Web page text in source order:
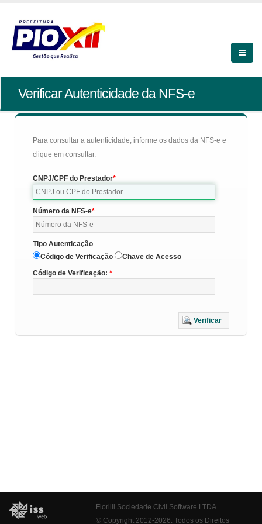
Verificar Autenticidade da NFS-e
Para consultar a autenticidade, informe os dados da NFS-e e
clique em consultar.
CNPJ/CPF do Prestador
Número da NFS-e
Tipo Autenticação
Código de Verificação
Chave de Acesso
Código de Verificação:
Verificar
Fiorilli Sociedade Civil Software LTDA
© Copyright 2012-2026. Todos os Direitos